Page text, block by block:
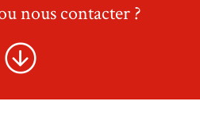
nous contacter ?